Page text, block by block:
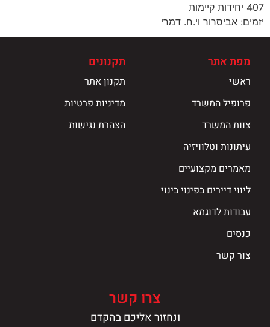
407 יחידות קיימות
יזמים: אביסרור וי.ח. דמרי
מפת אתר
ראשי
פרופיל המשרד
צוות המשרד
עיתונות וטלוויזיה
מאמרים מקצועיים
ליווי דיירים בפינוי בינוי
עבודות לדוגמא
כנסים
צור קשר
תקנונים
תקנון אתר
מדיניות פרטיות
הצהרת נגישות
צרו קשר
ונחזור אליכם בהקדם